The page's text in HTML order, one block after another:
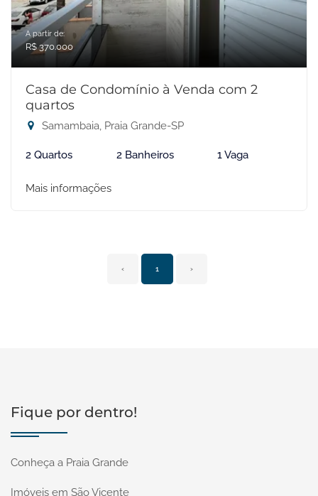
A partir de:
R$ 370.000
Casa de Condomínio à Venda com 2
quartos
Samambaia, Praia Grande-SP
2 Quartos 2 Banheiros 1 Vaga
Mais informações
‹ 1 ›
Fique por dentro!
Conheça a Praia Grande
Imóveis em São Vicente